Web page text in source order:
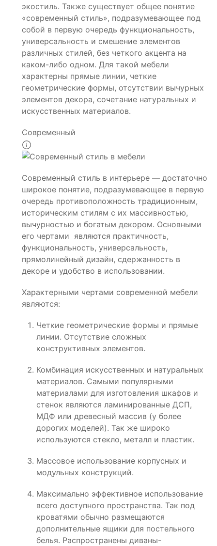
экостиль. Также существует общее понятие
«современный стиль», подразумевающее под
собой в первую очередь функциональность,
универсальность и смешение элементов
различных стилей, без четкого акцента на
каком-либо одном. Для такой мебели
характерны прямые линии, четкие
геометрические формы, отсутствии вычурных
элементов декора, сочетание натуральных и
искусственных материалов.
Современный
Современный стиль в интерьере — достаточно
широкое понятие, подразумевающее в первую
очередь противоположность традиционным,
историческим стилям с их массивностью,
вычурностью и богатым декором. Основными
его чертами являются практичность,
функциональность, универсальность,
прямолинейный дизайн, сдержанность в
декоре и удобство в использовании.
Характерными чертами современной мебели
являются:
Четкие геометрические формы и прямые
линии. Отсутствие сложных
конструктивных элементов.
Комбинация искусственных и натуральных
материалов. Самыми популярными
материалами для изготовления шкафов и
стенок являются ламинированные ДСП,
МДФ или древесный массив (у более
дорогих моделей). Так же широко
используются стекло, металл и пластик.
Массовое использование корпусных и
модульных конструкций.
Максимально эффективное использование
всего доступного пространства. Так под
кроватями обычно размещаются
дополнительные ящики для постельного
белья. Распространены диваны-